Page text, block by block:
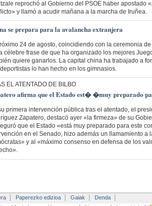
reprochó al Gobierno del PSOE haber apostado
y llamó a acudir mañana a la marcha de Iruñea.
se prepara para la avalancha extranjera
24 de agosto, coincidiendo con la ceremonia
célebre frase de que ha organizado los mejores
quiere ganarlos. La capital china ha trabajado a
lo han hecho en los gimnasios.
EL ATENTADO DE BILBO
afirma que el Estado est� �muy preparado
primera intervención pública tras el atentado, el
Zapatero, destacó ayer «la firmeza» de su
que el Estado «está muy preparado para este
en el Senado, hizo además un llamamiento a
y al «máximo consenso en defensa de los
Paperezko edizioa Gaiak
Denda